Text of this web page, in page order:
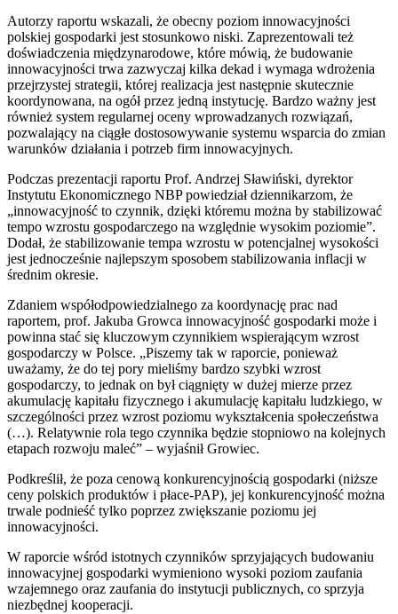
Autorzy raportu wskazali, że obecny poziom innowacyjności
polskiej gospodarki jest stosunkowo niski. Zaprezentowali też
doświadczenia międzynarodowe, które mówią, że budowanie
innowacyjności trwa zazwyczaj kilka dekad i wymaga wdrożenia
przejrzystej strategii, której realizacja jest następnie skutecznie
koordynowana, na ogół przez jedną instytucję. Bardzo ważny jest
również system regularnej oceny wprowadzanych rozwiązań,
pozwalający na ciągłe dostosowywanie systemu wsparcia do zmian
warunków działania i potrzeb firm innowacyjnych.
Podczas prezentacji raportu Prof. Andrzej Sławiński, dyrektor
Instytutu Ekonomicznego NBP powiedział dziennikarzom, że
„innowacyjność to czynnik, dzięki któremu można by stabilizować
tempo wzrostu gospodarczego na względnie wysokim poziomie”.
Dodał, że stabilizowanie tempa wzrostu w potencjalnej wysokości
jest jednocześnie najlepszym sposobem stabilizowania inflacji w
średnim okresie.
Zdaniem współodpowiedzialnego za koordynację prac nad
raportem, prof. Jakuba Growca innowacyjność gospodarki może i
powinna stać się kluczowym czynnikiem wspierającym wzrost
gospodarczy w Polsce. „Piszemy tak w raporcie, ponieważ
uważamy, że do tej pory mieliśmy bardzo szybki wzrost
gospodarczy, to jednak on był ciągnięty w dużej mierze przez
akumulację kapitału fizycznego i akumulację kapitału ludzkiego, w
szczególności przez wzrost poziomu wykształcenia społeczeństwa
(…). Relatywnie rola tego czynnika będzie stopniowo na kolejnych
etapach rozwoju maleć” – wyjaśnił Growiec.
Podkreślił, że poza cenową konkurencyjnością gospodarki (niższe
ceny polskich produktów i płace-PAP), jej konkurencyjność można
trwale podnieść tylko poprzez zwiększanie poziomu jej
innowacyjności.
W raporcie wśród istotnych czynników sprzyjających budowaniu
innowacyjnej gospodarki wymieniono wysoki poziom zaufania
wzajemnego oraz zaufania do instytucji publicznych, co sprzyja
niezbędnej kooperacji.